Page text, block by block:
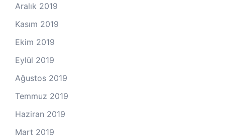
Aralık 2019
Kasım 2019
Ekim 2019
Eylül 2019
Ağustos 2019
Temmuz 2019
Haziran 2019
Mart 2019